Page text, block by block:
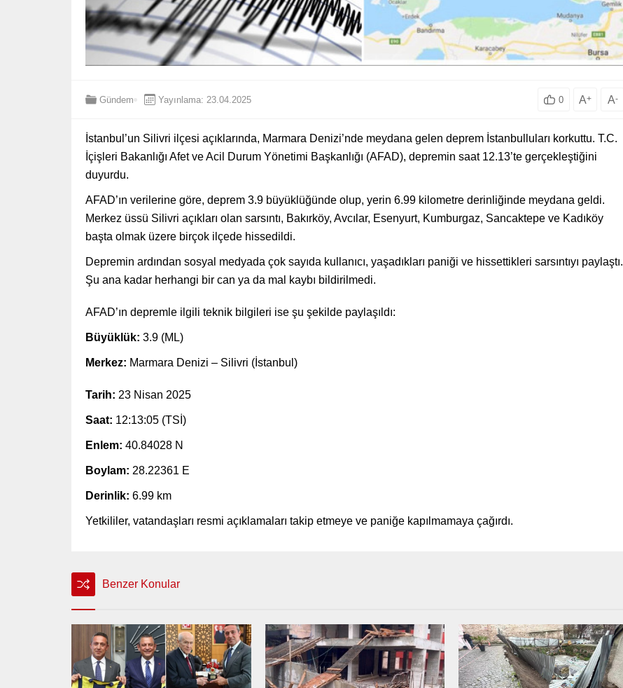
Gündem Yayınlama: 23.04.2025 0 A+ A-
İstanbul’un Silivri ilçesi açıklarında, Marmara Denizi’nde meydana gelen deprem İstanbulluları korkuttu. T.C.
İçişleri Bakanlığı Afet ve Acil Durum Yönetimi Başkanlığı (AFAD), depremin saat 12.13’te gerçekleştiğini
duyurdu.
AFAD’ın verilerine göre, deprem 3.9 büyüklüğünde olup, yerin 6.99 kilometre derinliğinde meydana geldi.
Merkez üssü Silivri açıkları olan sarsıntı, Bakırköy, Avcılar, Esenyurt, Kumburgaz, Sancaktepe ve Kadıköy
başta olmak üzere birçok ilçede hissedildi.
Depremin ardından sosyal medyada çok sayıda kullanıcı, yaşadıkları paniği ve hissettikleri sarsıntıyı paylaştı.
Şu ana kadar herhangi bir can ya da mal kaybı bildirilmedi.
AFAD’ın depremle ilgili teknik bilgileri ise şu şekilde paylaşıldı:
Büyüklük: 3.9 (ML)
Merkez: Marmara Denizi – Silivri (İstanbul)
Tarih: 23 Nisan 2025
Saat: 12:13:05 (TSİ)
Enlem: 40.84028 N
Boylam: 28.22361 E
Derinlik: 6.99 km
Yetkililer, vatandaşları resmi açıklamaları takip etmeye ve paniğe kapılmamaya çağırdı.
Benzer Konular